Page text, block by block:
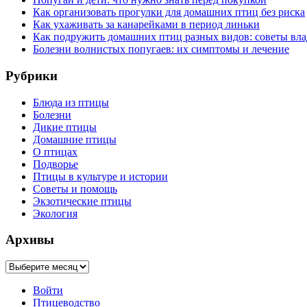
Как организовать прогулки для домашних птиц без риска
Как ухаживать за канарейками в период линьки
Как подружить домашних птиц разных видов: советы
Болезни волнистых попугаев: их симптомы и лечение
Рубрики
Блюда из птицы
Болезни
Дикие птицы
Домашние птицы
О птицах
Подворье
Птицы в культуре и истории
Советы и помощь
Экзотические птицы
Экология
Архивы
Архивы
Войти
Птицеводство